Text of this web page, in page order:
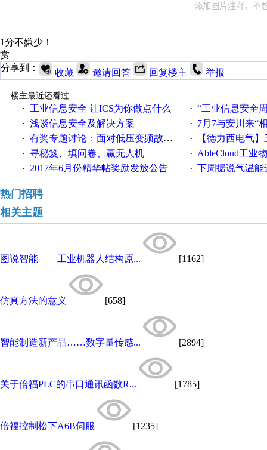
添加图片注释，不
1分不嫌少！
赏
分享到：
收藏 邀请回答 回复楼主 举报
楼主最近还看过
·
工业信息安全 让ICS为你做点什么 · “工业信息安全周之我见”
· 浅谈信息安全及解决方案 · 7月7与安川来“
· 有奖专题讨论：面对低压变频故障，老手是这样解决的！ · 【德力西电气】三
· 寻秘笈、填问卷、赢无人机 · AbleCloud工业物联
· 2017年6月份精华帖奖励发放公告 · 下周据说气温能
热门招聘
相关主题
图说智能——工业机器人结构原... [1162]
仿真方法的意义 [658]
智能制造新产品……数字量传感... [2894]
关于倍福PLC的串口通讯函数R... [1785]
倍福控制松下A6B伺服 [1235]